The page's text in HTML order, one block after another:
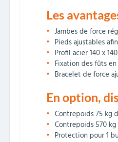
Les
Jambes de force
Pieds ajustables
Profil acier 140 x
Fixation des fûts
Bracelet de force
En option,
Contrepoids 75 kg
Contrepoids 570
Protection pour 1